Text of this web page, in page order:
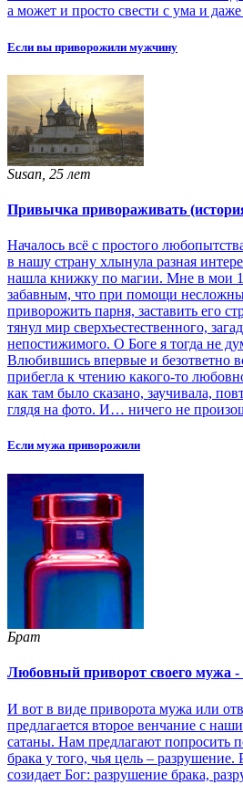
а может и просто свести с ума и
Если вы приворожили мужчину
Susan, 25 лет
Привычка привораживать
Началось всё с простого
в нашу страну хлынула разная
нашла книжку по магии. Мне в мои
забавным, что при помощи
приворожить парня, заставить его
тянул мир сверхъестественного,
непостижимого. О Боге я тогда не
Влюбившись впервые и безответно
прибегла к чтению какого-то
как там было сказано, заучивала,
глядя на фото. И… ничего не
Если мужа приворожили
Брат
Любовный приворот своего мужа -
И вот в виде приворота мужа или
предлагается второе венчание с
сатаны. Нам предлагают попросить
брака у того, чья цель – разрушение.
созидает Бог: разрушение брака,